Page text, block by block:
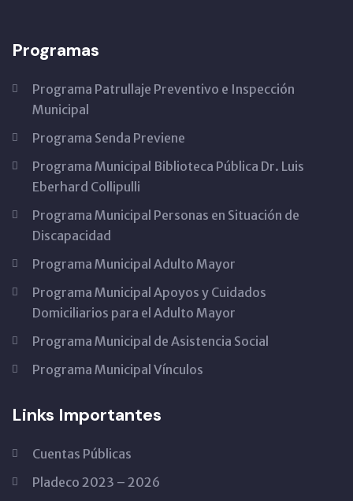
Programas
Programa Patrullaje Preventivo e Inspección
Municipal
Programa Senda Previene
Programa Municipal Biblioteca Pública Dr. Luis
Eberhard Collipulli
Programa Municipal Personas en Situación de
Discapacidad
Programa Municipal Adulto Mayor
Programa Municipal Apoyos y Cuidados
Domiciliarios para el Adulto Mayor
Programa Municipal de Asistencia Social
Programa Municipal Vínculos
Links Importantes
Cuentas Públicas
Pladeco 2023 – 2026